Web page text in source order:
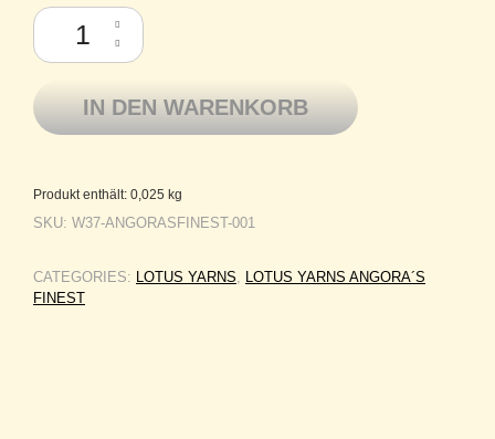
Lotus Yarn Angora´s Finest - nur zertifiziertes, ausgekämmtes
IN DEN WARENKORB
Produkt enthält: 0,025 kg
SKU: W37-ANGORASFINEST-001
CATEGORIES: LOTUS YARNS
LOTUS YARNS ANGORA´S
FINEST